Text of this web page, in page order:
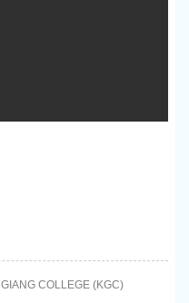
COLLEGE (KGC)